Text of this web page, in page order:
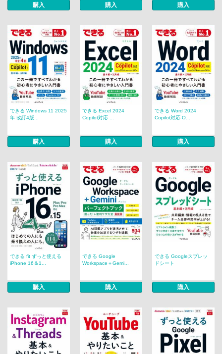
購入 購入 購入
できる Windows 11 2025
年 改訂4版...
購入
できる Excel 2024
Copilot対応 ...
購入
できる Word 2024
Copilot対応 O...
購入
できる fit ずっと使える
iPhone 16＆1...
購入
できる Google
Workspace＋Gemi...
購入
できる Googleスプレッ
ドシート
購入